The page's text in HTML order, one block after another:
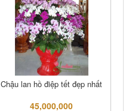
Chậu lan hồ điệp tết đẹp nhất
45,000,000